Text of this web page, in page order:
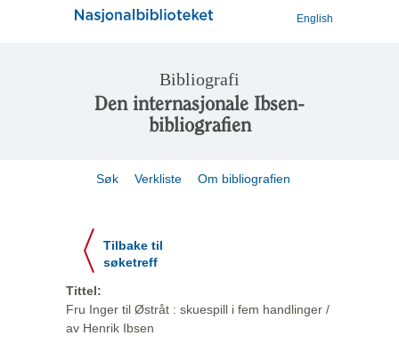
English
Bibliografi
Den internasjonale Ibsen-
bibliografien
Søk Verkliste Om bibliografien
Tilbake til
søketreff
Tittel:
Fru Inger til Østråt : skuespill i fem handlinger /
av Henrik Ibsen